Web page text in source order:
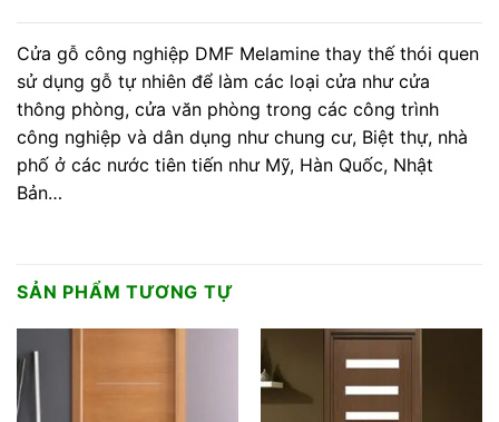
Cửa gỗ công nghiệp DMF Melamine thay thế thói quen
sử dụng gỗ tự nhiên để làm các loại cửa như cửa
thông phòng, cửa văn phòng trong các công trình
công nghiệp và dân dụng như chung cư, Biệt thự, nhà
phố ở các nước tiên tiến như Mỹ, Hàn Quốc, Nhật
Bản…
SẢN PHẨM TƯƠNG TỰ